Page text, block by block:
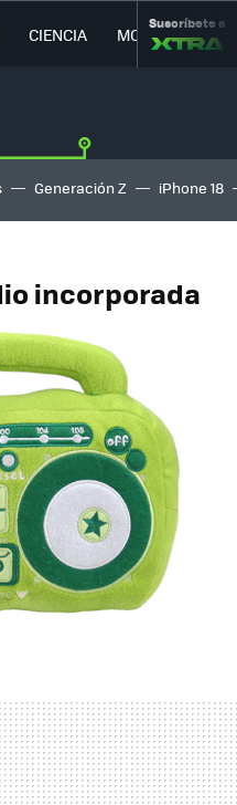
CIENCIA MOVILIDAD
Suscríbete a
Generación Z iPhone 18
incorporada